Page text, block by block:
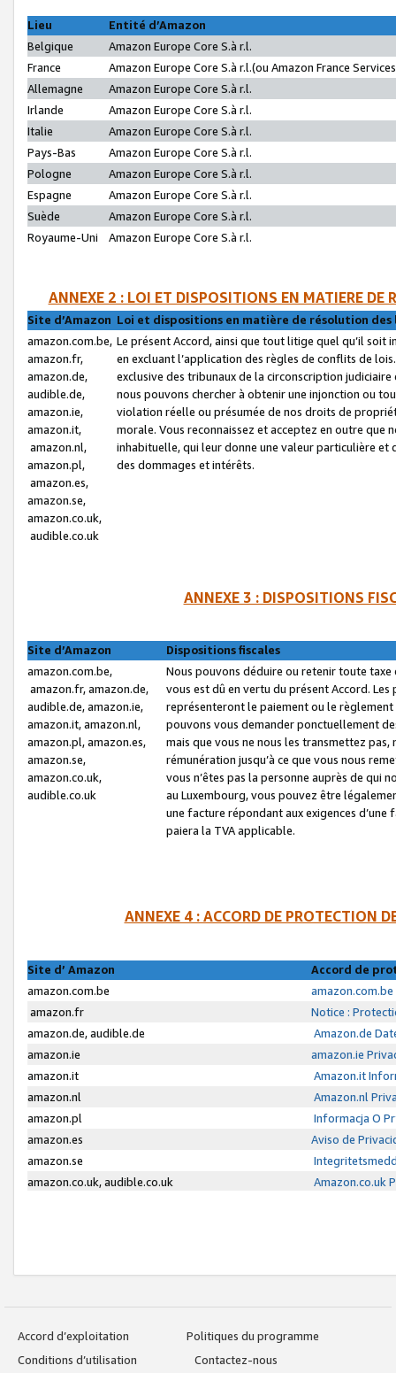
Lieu
Entité d’Amazon
Belgique
Amazon Europe Core S.à r.l.
France
Amazon Europe Core S.à r.l.(ou Amazon France
Allemagne
Amazon Europe Core S.à r.l.
Irlande
Amazon Europe Core S.à r.l.
Italie
Amazon Europe Core S.à r.l.
Pays-Bas
Amazon Europe Core S.à r.l.
Pologne
Amazon Europe Core S.à r.l.
Espagne
Amazon Europe Core S.à r.l.
Suède
Amazon Europe Core S.à r.l.
Royaume-Uni
Amazon Europe Core S.à r.l.
ANNEXE 2 : LOI ET DISPOSITIONS EN MATIERE DE
Site d’Amazon Loi et dispositions en matière de résolution
amazon.com.be,
amazon.fr,
amazon.de,
audible.de,
amazon.ie,
amazon.it,
amazon.nl,
amazon.pl,
amazon.es,
amazon.se,
amazon.co.uk,
audible.co.uk
Le présent Accord, ainsi que tout litige quel qu’il soit
en excluant l’application des règles de conflits de
exclusive des tribunaux de la circonscription
nous pouvons chercher à obtenir une injonction ou
violation réelle ou présumée de nos droits de
morale. Vous reconnaissez et acceptez en outre que
inhabituelle, qui leur donne une valeur particulière
des dommages et intérêts.
ANNEXE 3 : DISPOSITIONS
Site d’Amazon
Dispositions fiscales
amazon.com.be,
amazon.fr, amazon.de,
audible.de, amazon.ie,
amazon.it, amazon.nl,
amazon.pl, amazon.es,
amazon.se,
amazon.co.uk,
audible.co.uk
Nous pouvons déduire ou retenir toute
vous est dû en vertu du présent Accord.
représenteront le paiement ou le
pouvons vous demander ponctuellement
mais que vous ne nous les transmettez
rémunération jusqu’à ce que vous nous
vous n’êtes pas la personne auprès de qui
au Luxembourg, vous pouvez être
une facture répondant aux exigences
paiera la TVA applicable.
ANNEXE 4 : ACCORD DE PROTECTION
Site d’ Amazon
Accord de
amazon.com.be
amazon.fr
Notice :
amazon.de, audible.de
Amazon.de
amazon.ie
amazon.ie
amazon.it
Amazon.it
amazon.nl
Amazon.nl
amazon.pl
Informacja O
amazon.es
Aviso de
amazon.se
amazon.co.uk, audible.co.uk
Amazon.co.uk
Accord d’exploitation
Politiques du programme
Conditions d’utilisation
Contactez-nous